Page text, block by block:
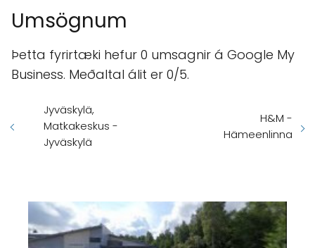
Umsögnum
Þetta fyrirtæki hefur 0 umsagnir á Google My
Business. Meðaltal álit er 0/5.
Jyväskylä,
Matkakeskus -
Jyväskylä
H&M -
Hämeenlinna